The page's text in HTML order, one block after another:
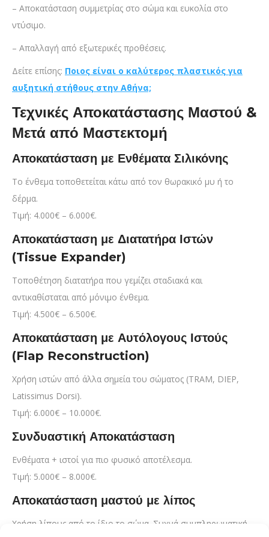
– Αποκατάσταση συμμετρίας στο σώμα και ευκολία στο
ντύσιμο.
– Απαλλαγή από εξωτερικές προθέσεις.
Δείτε επίσης: Ποιος είναι ο καλύτερος πλαστικός για
αυξητική στήθους στην Αθήνα;
Τεχνικές Αποκατάστασης Μαστού &
Μετά από Μαστεκτομή
Αποκατάσταση με Ενθέματα Σιλικόνης
Το ένθεμα τοποθετείται κάτω από τον θωρακικό μυ ή το
δέρμα.
Τιμή: 4.000€ – 6.000€.
Αποκατάσταση με Διατατήρα Ιστών
(Tissue Expander)
Τοποθέτηση διατατήρα που γεμίζει σταδιακά και
αντικαθίσταται από μόνιμο ένθεμα.
Τιμή: 4.500€ – 6.500€.
Αποκατάσταση με Αυτόλογους Ιστούς
(Flap Reconstruction)
Χρήση ιστών από άλλα σημεία του σώματος (TRAM, DIEP,
Latissimus Dorsi).
Τιμή: 6.000€ – 10.000€.
Συνδυαστική Αποκατάσταση
Ενθέματα + ιστοί για πιο φυσικό αποτέλεσμα.
Τιμή: 5.000€ – 8.000€.
Αποκατάσταση μαστού με λίπος
Χρήση λίπους από το ίδιο το σώμα. Συχνά συμπληρωματική